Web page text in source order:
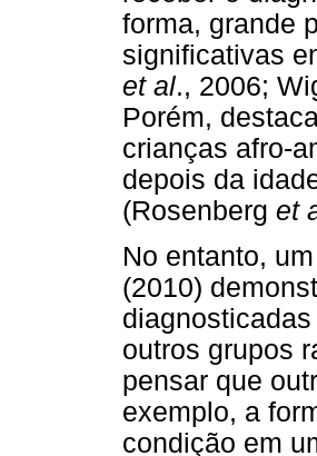
forma, grande
significativas
et al., 2006;
Porém,
crianças afro-
depois da
(Rosenberg et
No entanto,
(2010)
outros grupos
pensar que
exemplo, a
condição em